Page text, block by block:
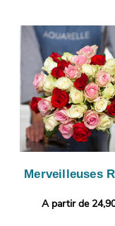
Merveilleuses
A partir de